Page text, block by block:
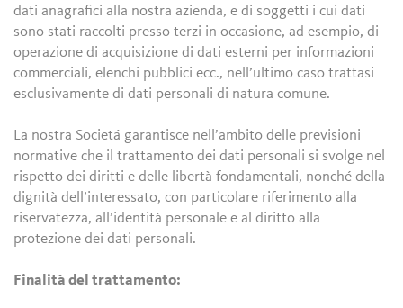
dati anagrafici alla nostra azienda, e di soggetti i cui dati
sono stati raccolti presso terzi in occasione, ad esempio, di
operazione di acquisizione di dati esterni per informazioni
commerciali, elenchi pubblici ecc., nell’ultimo caso trattasi
esclusivamente di dati personali di natura comune.
La nostra Societá garantisce nell’ambito delle previsioni
normative che il trattamento dei dati personali si svolge nel
rispetto dei diritti e delle libertà fondamentali, nonché della
dignità dell’interessato, con particolare riferimento alla
riservatezza, all’identità personale e al diritto alla
protezione dei dati personali.
Finalità del trattamento: